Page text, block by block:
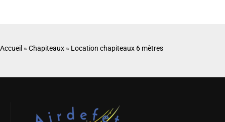
Accueil » Chapiteaux » Location chapiteaux 6 mètres